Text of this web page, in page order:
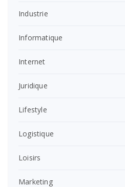
Industrie
Informatique
Internet
Juridique
Lifestyle
Logistique
Loisirs
Marketing